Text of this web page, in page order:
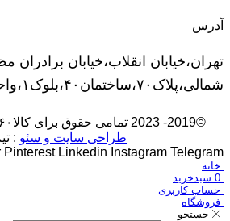
آدرس
تهران،خیابان انقلاب،خیابان برادران
شمالی،پلاک۷۰،ساختمان۴۰،بلوک۱،واحد ۴۴
©2019- 2023 تمامی حقوق برای کالا۳۶۰ محفوظ می باشد |
طراحی سایت و سئو :
Pinterest Linkedin Instagram Telegram
خانه
0 سبدخرید
حساب کاربری
فروشگاه
جستجو